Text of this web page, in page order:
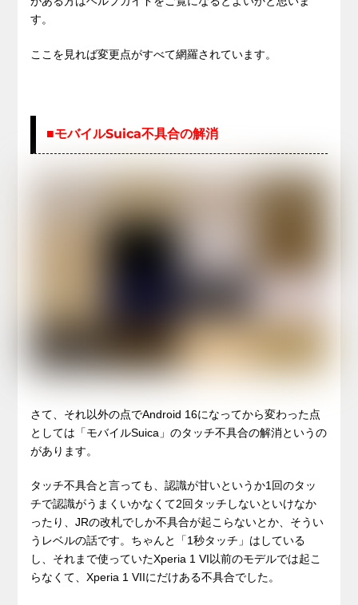
す。
ここを見れば変更点がすべて網羅されています。
■モバイルSuica不具合の解消
さて、それ以外の点でAndroid 16になってから変わった点
としては「モバイルSuica」のタッチ不具合の解消というの
があります。
タッチ不具合と言っても、認識が甘いというか1回のタッ
チで認識がうまくいかなくて2回タッチしないといけなか
ったり、JRの改札でしか不具合が起こらないとか、そうい
うレベルの話です。ちゃんと「1秒タッチ」はしている
し、それまで使っていたXperia 1 VI以前のモデルでは起こ
らなくて、Xperia 1 VIIにだけある不具合でした。